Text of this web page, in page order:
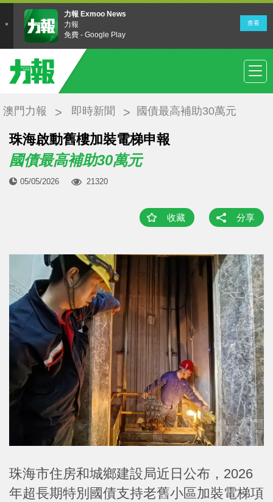
澳門力報 即時新聞 國債最高補助30萬元
珠海啟動舊樓加裝電梯申報
國債最高補助30萬元
05/05/2026 21320
收藏 分享
珠海市住房和城鄉建設局近日公布，2026
年超長期特別國債支持老舊小區加裝電梯項